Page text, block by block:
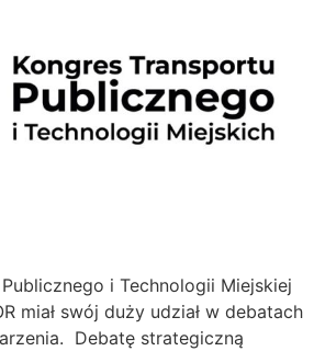
i Technologii Miejskiej
miał swój duży udział w debatach
Debatę strategiczną